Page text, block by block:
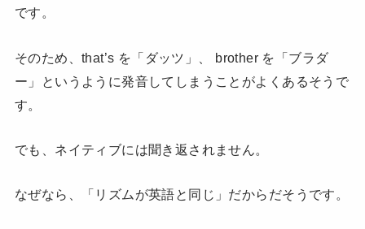
です。
そのため、that’s を「ダッツ」、 brother を「ブラダ
ー」というように発音してしまうことがよくあるそうで
す。
でも、ネイティブには聞き返されません。
なぜなら、「リズムが英語と同じ」だからだそうです。